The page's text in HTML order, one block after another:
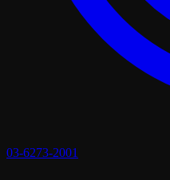
03-6273-2001